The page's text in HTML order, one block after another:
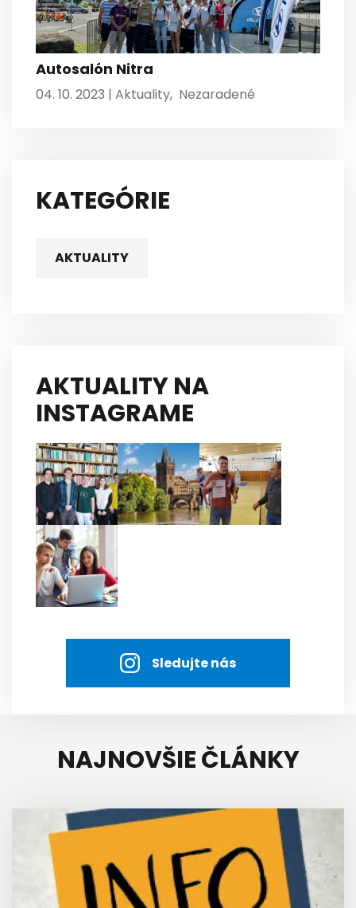
Autosalón Nitra
04. 10. 2023 | Aktuality, Nezaradené
KATEGÓRIE
AKTUALITY
AKTUALITY NA
INSTAGRAME
Sledujte nás
NAJNOVŠIE ČLÁNKY